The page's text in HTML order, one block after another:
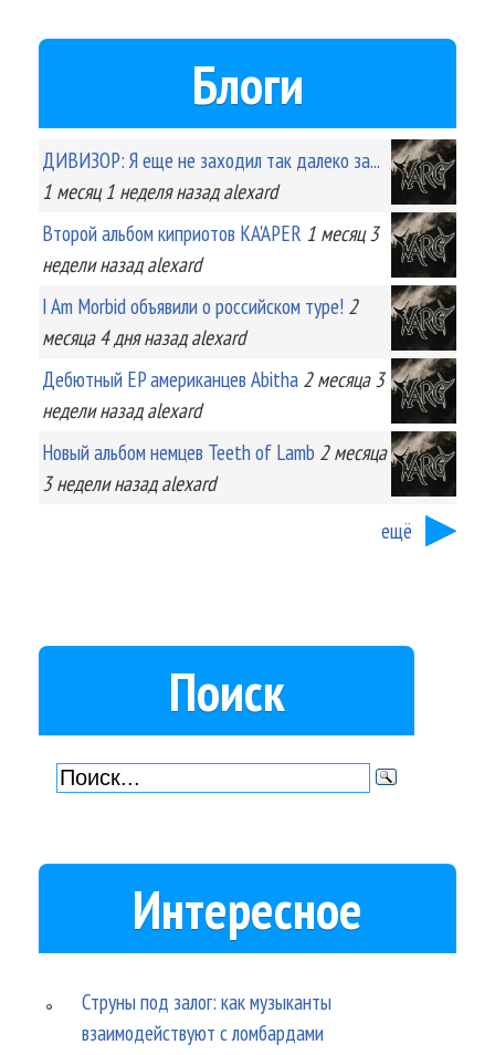
Блоги
ДИВИЗОР: Я еще не заходил так далеко за...
1 месяц 1 неделяназад alexard
Второй альбом киприотов KA'APER 1 месяц 3
неделиназад alexard
I Am Morbid объявили о российском туре! 2
месяца 4 дняназад alexard
Дебютный EP американцев Abitha 2 месяца 3
неделиназад alexard
Новый альбом немцев Teeth of Lamb 2 месяца
3 неделиназад alexard
ещё
Поиск
Интересное
Струны под залог: как музыканты
взаимодействуют с ломбардами